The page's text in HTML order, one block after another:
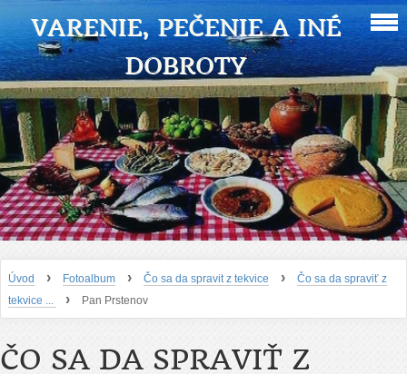
VARENIE, PEČENIE A INÉ
DOBROTY
Úvod › Fotoalbum › Čo sa da spravit z tekvice ›
Čo sa da spraviť z
tekvice ...
› Pan Prstenov
ČO SA DA SPRAVIŤ Z